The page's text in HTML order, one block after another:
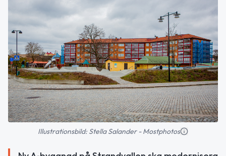
Illustrationsbild: Stella Salander - Mostphotos